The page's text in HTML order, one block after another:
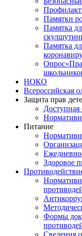
Памятки
Памятка
Памятка
НОКО
Всероссийская
Защита прав
Доступная
Питание
Здоровое
Формы
Сведения